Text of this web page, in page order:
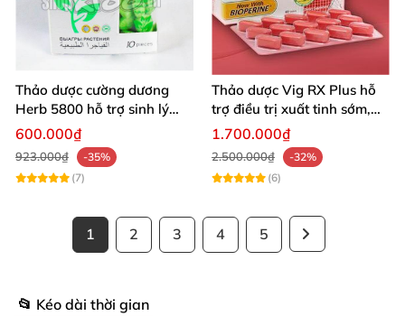
Thảo dược cường dương
Herb 5800 hỗ trợ sinh lý
nam mạnh mẽ kéo dài
600.000₫
923.000₫
-35%
(7)
Thảo dược Vig RX Plus hỗ
trợ điều trị xuất tinh sớm,
tăng cường sinh lý nam
1.700.000₫
2.500.000₫
-32%
(6)
1 2 3 4 5
📂 Kéo dài thời gian